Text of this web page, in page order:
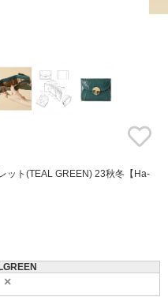
ット(TEAL GREEN) 23秋冬【Ha-